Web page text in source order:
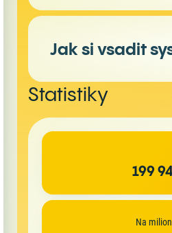
dny (v tomto případě
předplatné "2").
Na mimořádné slosování je třeba
6
1. pořadí (Jackpot) 6
Jak si vsadit
Statistiky
199
Na